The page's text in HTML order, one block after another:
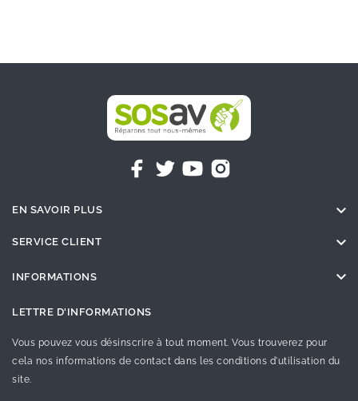
EN SAVOIR PLUS 
SERVICE CLIENT 
INFORMATIONS 
LETTRE D'INFORMATIONS
Vous pouvez vous désinscrire à tout moment. Vous trouverez pour
cela nos informations de contact dans les conditions d'utilisation du
site.